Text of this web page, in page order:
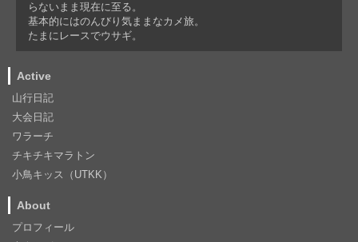
らないまま現在に至る。
基本的にはのんびり気ままなカメ旅。
たまにレースでウサギ。
Active
山行日記
大会日記
ワラーチ
チキチキマラトン
小鳥キッス（UTKK）
About
プロフィール